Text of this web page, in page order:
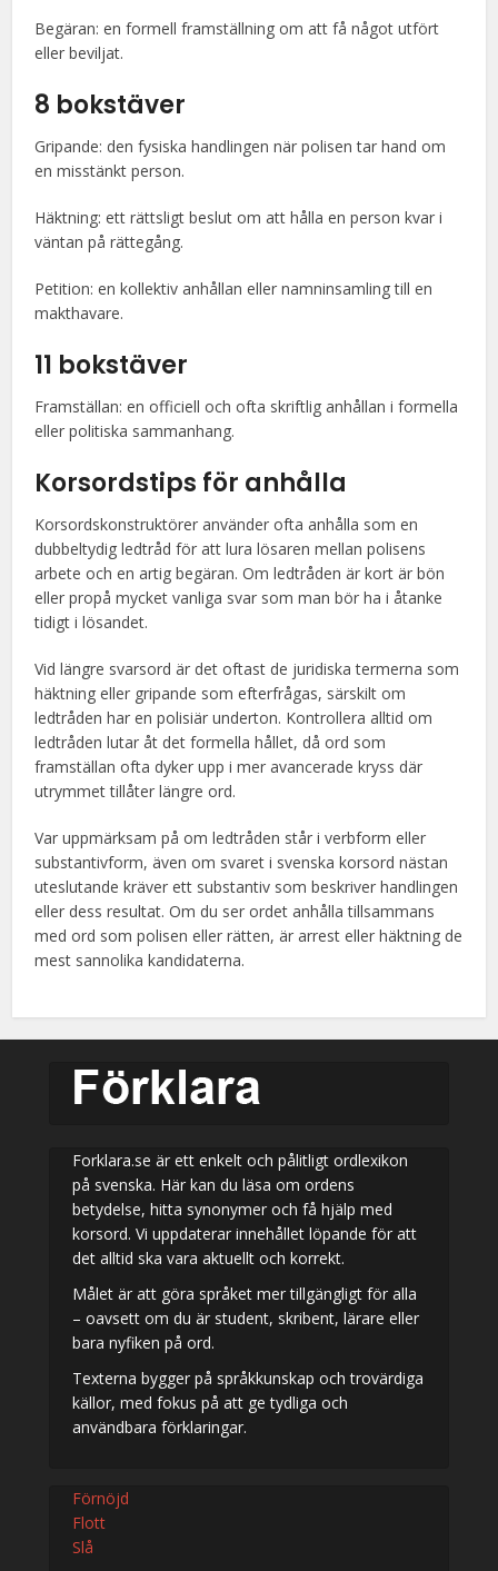
Begäran: en formell framställning om att få något utfört
eller beviljat.
8 bokstäver
Gripande: den fysiska handlingen när polisen tar hand om
en misstänkt person.
Häktning: ett rättsligt beslut om att hålla en person kvar i
väntan på rättegång.
Petition: en kollektiv anhållan eller namninsamling till en
makthavare.
11 bokstäver
Framställan: en officiell och ofta skriftlig anhållan i formella
eller politiska sammanhang.
Korsordstips för anhålla
Korsordskonstruktörer använder ofta anhålla som en
dubbeltydig ledtråd för att lura lösaren mellan polisens
arbete och en artig begäran. Om ledtråden är kort är bön
eller propå mycket vanliga svar som man bör ha i åtanke
tidigt i lösandet.
Vid längre svarsord är det oftast de juridiska termerna som
häktning eller gripande som efterfrågas, särskilt om
ledtråden har en polisiär underton. Kontrollera alltid om
ledtråden lutar åt det formella hållet, då ord som
framställan ofta dyker upp i mer avancerade kryss där
utrymmet tillåter längre ord.
Var uppmärksam på om ledtråden står i verbform eller
substantivform, även om svaret i svenska korsord nästan
uteslutande kräver ett substantiv som beskriver handlingen
eller dess resultat. Om du ser ordet anhålla tillsammans
med ord som polisen eller rätten, är arrest eller häktning de
mest sannolika kandidaterna.
Forklara.se är ett enkelt och pålitligt ordlexikon
på svenska. Här kan du läsa om ordens
betydelse, hitta synonymer och få hjälp med
korsord. Vi uppdaterar innehållet löpande för att
det alltid ska vara aktuellt och korrekt.
Målet är att göra språket mer tillgängligt för alla
– oavsett om du är student, skribent, lärare eller
bara nyfiken på ord.
Texterna bygger på språkkunskap och trovärdiga
källor, med fokus på att ge tydliga och
användbara förklaringar.
Förnöjd
Flott
Slå